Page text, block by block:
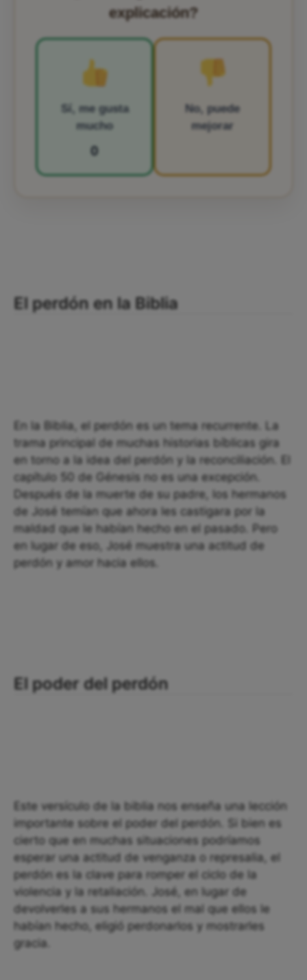
explicación?
Sí, me gusta
mucho
0
No, puede
mejorar
El perdón en la Biblia
En la Biblia, el perdón es un tema recurrente. La
trama principal de muchas historias bíblicas gira
en torno a la idea del perdón y la reconciliación. El
capítulo 50 de Génesis no es una excepción.
Después de la muerte de su padre, los hermanos
de José temían que ahora les castigara por la
maldad que le habían hecho en el pasado. Pero
en lugar de eso, José muestra una actitud de
perdón y amor hacia ellos.
El poder del perdón
Este versículo de la biblia nos enseña una lección
importante sobre el poder del perdón. Si bien es
cierto que en muchas situaciones podríamos
esperar una actitud de venganza o represalia, el
perdón es la clave para romper el ciclo de la
violencia y la retaliación. José, en lugar de
devolverles a sus hermanos el mal que ellos le
habían hecho, eligió perdonarlos y mostrarles
gracia.